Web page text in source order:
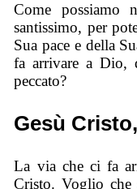
Come possiamo
santissimo, per
Sua pace e della
fa arrivare a Dio,
peccato?
Gesù
La via che ci fa
Cristo. Voglio